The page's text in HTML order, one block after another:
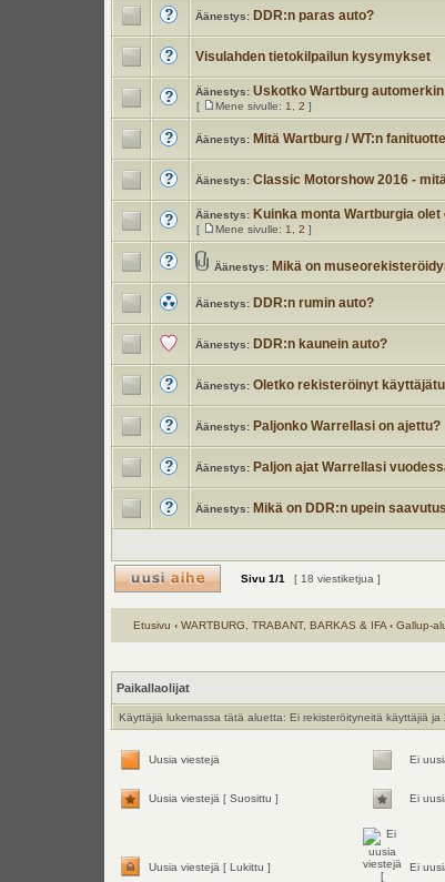
Äänestys: DDR:n paras auto?
Visulahden tietokilpailun kysymykset
Äänestys:Uskotko Wartburg
[ Mene sivulle: 1 ,2 ]
Äänestys: Mitä Wartburg / WT:n
Äänestys:Classic Motorshow 2016 -
Äänestys: Kuinka monta Wartburgia
[ Mene sivulle: 1 ,2 ]
Äänestys: Mikä on
Äänestys: DDR:n rumin auto?
Äänestys: DDR:n kaunein auto?
Äänestys:Oletko rekisteröinyt
Äänestys: Paljonko Warrellasi on ajettu?
Äänestys: Paljon ajat Warrellasi
Äänestys: Mikä on DDR:n upein
Sivu1/1 [ 18 viestiketjua ]
Etusivu ‹ WARTBURG, TRABANT, BARKAS & IFA ‹ Gallup-
Paikallaolijat
Käyttäjiä lukemassa tätä aluetta: Ei rekisteröityneitä käyttäjiä ja
Uusia viestejä Ei
Uusia viestejä [ Suosittu ] Ei
Uusia viestejä [ Lukittu ] Ei